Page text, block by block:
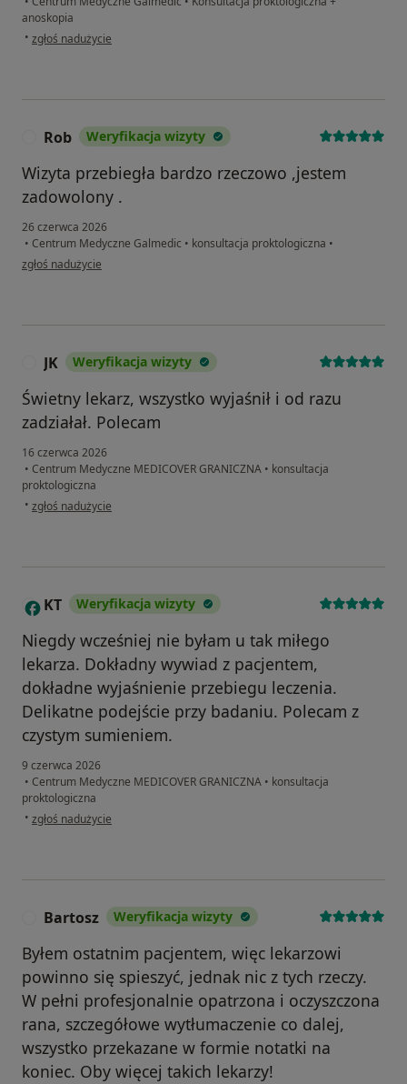
anoskopia
• w opinii użytkownika Marta Semczuk
zgłoś nadużycie
Rob Weryfikacja wizyty
Wizyta przebiegła bardzo rzeczowo ,jestem
zadowolony .
26 czerwca 2026
• Centrum Medyczne Galmedic • konsultacja proktologiczna •
w opinii użytkownika Rob
zgłoś nadużycie
JK Weryfikacja wizyty
Świetny lekarz, wszystko wyjaśnił i od razu
zadziałał. Polecam
16 czerwca 2026
• Centrum Medyczne MEDICOVER GRANICZNA • konsultacja
proktologiczna
• w opinii użytkownika JK
zgłoś nadużycie
K KT Weryfikacja wizyty
Niegdy wcześniej nie byłam u tak miłego
lekarza. Dokładny wywiad z pacjentem,
dokładne wyjaśnienie przebiegu leczenia.
Delikatne podejście przy badaniu. Polecam z
czystym sumieniem.
9 czerwca 2026
• Centrum Medyczne MEDICOVER GRANICZNA • konsultacja
proktologiczna
• w opinii użytkownika KT
zgłoś nadużycie
Bartosz Weryfikacja wizyty
Byłem ostatnim pacjentem, więc lekarzowi
powinno się spieszyć, jednak nic z tych rzeczy.
W pełni profesjonalnie opatrzona i oczyszczona
rana, szczegółowe wytłumaczenie co dalej,
wszystko przekazane w formie notatki na
koniec. Oby więcej takich lekarzy!